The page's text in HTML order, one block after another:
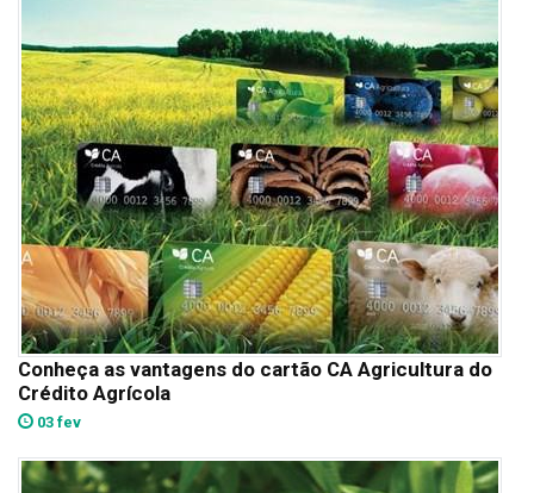
Conheça as vantagens do cartão CA Agricultura do
Crédito Agrícola
03 fev